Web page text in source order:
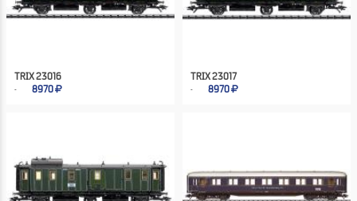
TRIX 23016
8970
TRIX 23017
8970